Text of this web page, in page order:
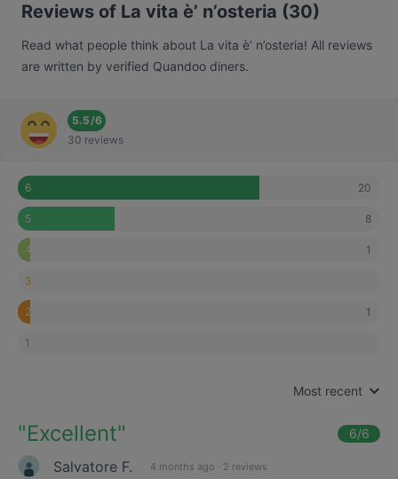
Reviews of La vita è’ n’osteria (30)
Read what people think about La vita è’ n’osteria! All reviews
are written by verified Quandoo diners.
5.5/6
30 reviews
6 20
5 8
4 1
3
2 1
1
Most recent
"Excellent" 6/6
Salvatore F. 4 months ago · 2 reviews